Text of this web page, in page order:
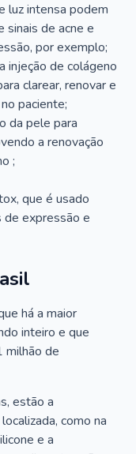
luz intensa podem
sinais de acne e
por exemplo;
injeção de colágeno
clarear, renovar e
paciente;
da pele para
a renovação
;
que é usado
de expressão e
há a maior
inteiro e que
milhão de
estão a
como na
e a